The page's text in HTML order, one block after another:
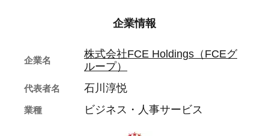
企業情報
企業名
株式会社FCE Holdings（FCEグ
ループ）
代表者名 石川淳悦
業種 ビジネス・人事サービス